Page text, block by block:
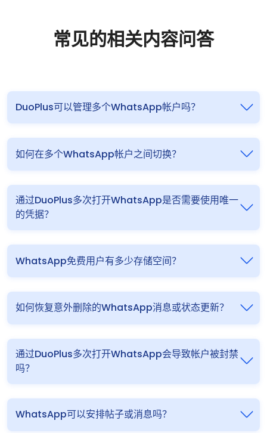
常见的相关内容问答
DuoPlus可以管理多个WhatsApp帐户吗？
如何在多个WhatsApp帐户之间切换？
通过DuoPlus多次打开WhatsApp是否需要使用唯一
的凭据？
WhatsApp免费用户有多少存储空间？
如何恢复意外删除的WhatsApp消息或状态更新？
通过DuoPlus多次打开WhatsApp会导致帐户被封禁
吗？
WhatsApp可以安排帖子或消息吗？